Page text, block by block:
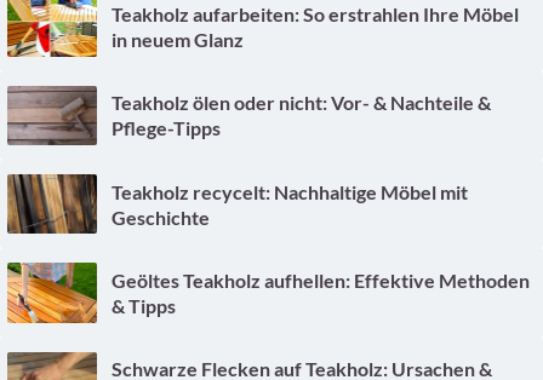
Teakholz aufarbeiten: So erstrahlen Ihre Möbel
in neuem Glanz
Teakholz ölen oder nicht: Vor- & Nachteile &
Pflege-Tipps
Teakholz recycelt: Nachhaltige Möbel mit
Geschichte
Geöltes Teakholz aufhellen: Effektive Methoden
& Tipps
Schwarze Flecken auf Teakholz: Ursachen &